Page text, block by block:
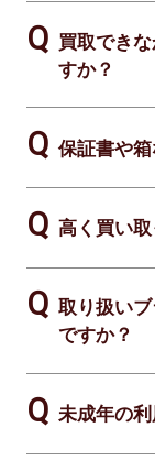
買取でき
すか？
保証書や
高く買い
取り扱い
ですか？
未成年の